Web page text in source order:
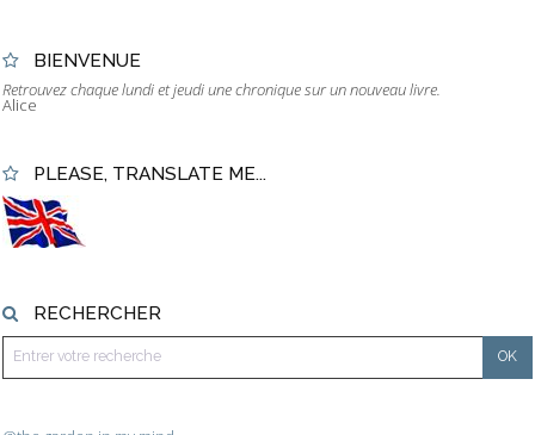
BIENVENUE
Retrouvez chaque lundi et jeudi une chronique sur un nouveau livre.
Alice
PLEASE, TRANSLATE ME...
RECHERCHER